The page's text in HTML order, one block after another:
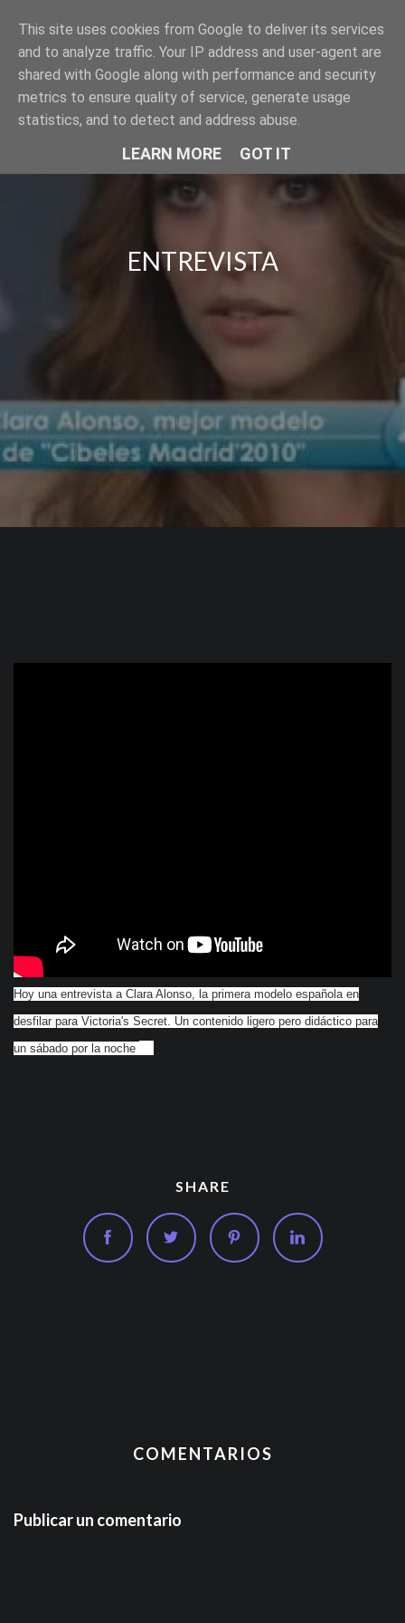
SER MODELO
ENTREVISTA
Hoy una entrevista a Clara Alonso, la primera modelo española en
desfilar para Victoria's Secret. Un contenido ligero pero didáctico para
un sábado por la noche
SHARE
COMENTARIOS
Publicar un comentario
This site uses cookies from Google to deliver its services
and to analyze traffic. Your IP address and user-agent are
shared with Google along with performance and security
metrics to ensure quality of service, generate usage
statistics, and to detect and address abuse.
LEARN MORE GOT IT